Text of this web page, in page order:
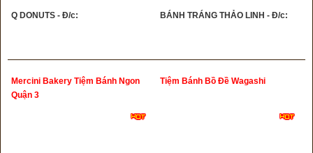
Q DONUTS - Đ/c: BÁNH TRÁNG THẢO LINH - Đ/c:
Mercini Bakery Tiệm Bánh Ngon
Quận 3
Tiệm Bánh Bồ Đề Wagashi